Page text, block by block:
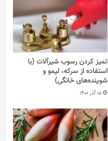
تمیز کردن رسوب شیرآلات (با
استفاده از سرکه، لیمو و
شوینده‌های خانگی)
15 آذر 1400